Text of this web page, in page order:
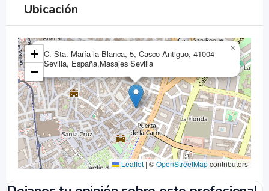
Ubicación
C. Sta. María la Blanca, 5, Casco Antiguo, 41004
Sevilla, España,Masajes Sevilla
×
+
−
Leaflet |©OpenStreetMapcontributors